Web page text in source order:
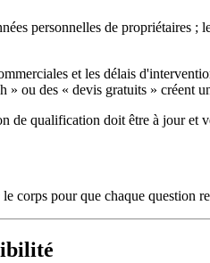
personnelles de
et les délais
» ou des « devis gratuits » créent
qualification doit être à jour et
corps pour que chaque question